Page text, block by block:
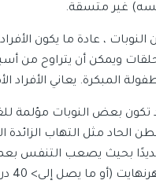
غير متسقة.
النوبات ، عادة ما يكون
ويمكن أن يتراوح من
المبكرة. يعاني الأفراد
تكون بعض النوبات مؤلمة
الحاد مثل التهاب
(أو ما يصل إلى> 40 درجة مئوية).